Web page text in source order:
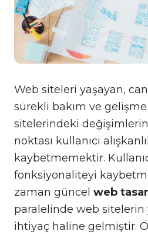
Web siteleri yaşayan,
sürekli bakım ve
sitelerindeki
noktası kullanıcı
kaybetmemektir.
fonksiyonaliteyi
zaman güncel web
paralelinde web
ihtiyaç haline gelmiştir.